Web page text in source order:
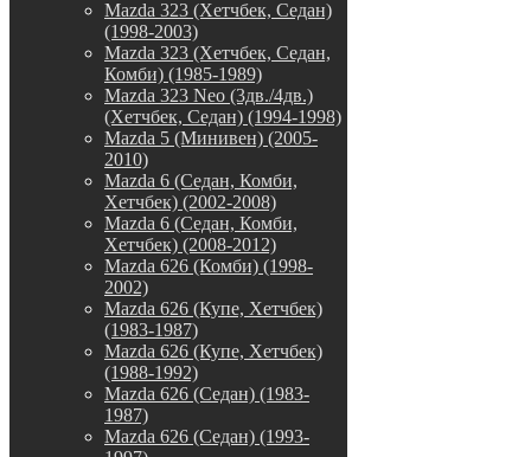
Mazda 323 (Хетчбек, Седан)
(1998-2003)
Mazda 323 (Хетчбек, Седан,
Комби) (1985-1989)
Mazda 323 Neo (3дв./4дв.)
(Хетчбек, Седан) (1994-1998)
Mazda 5 (Минивен) (2005-
2010)
Mazda 6 (Седан, Комби,
Хетчбек) (2002-2008)
Mazda 6 (Седан, Комби,
Хетчбек) (2008-2012)
Mazda 626 (Комби) (1998-
2002)
Mazda 626 (Купе, Хетчбек)
(1983-1987)
Mazda 626 (Купе, Хетчбек)
(1988-1992)
Mazda 626 (Седан) (1983-
1987)
Mazda 626 (Седан) (1993-